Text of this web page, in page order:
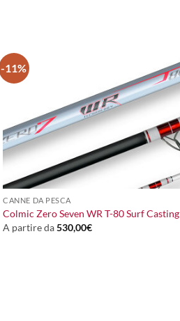
-11%
CANNE DA PESCA
Colmic Zero Seven WR T-80 Surf Casting
A partire da530,00€